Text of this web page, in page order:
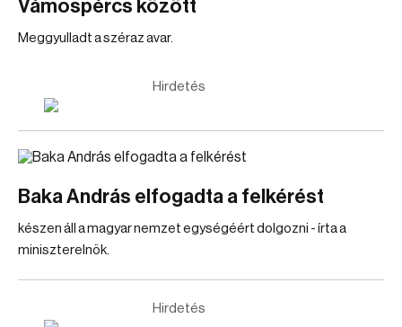
Vámospércs között
Meggyulladt a széraz avar.
Hirdetés
Baka András elfogadta a felkérést
készen áll a magyar nemzet egységéért dolgozni - írta a
miniszterelnök.
Hirdetés